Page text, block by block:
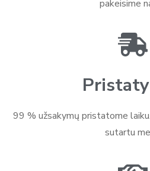
pakeisime
99 % užsakymų pristatome
sutartu